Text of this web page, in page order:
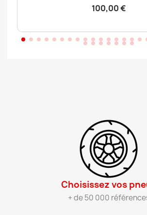
100,00 €
Choisissez vos
+ de 50 000